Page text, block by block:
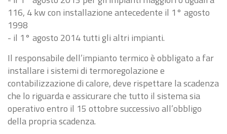
116, 4 kw con installazione antecedente il 1° agosto
1998
- il 1° agosto 2014 tutti gli altri impianti.
Il responsabile dell’impianto termico è obbligato a far
installare i sistemi di termoregolazione e
contabilizzazione di calore, deve rispettare la scadenza
che lo riguarda e assicurare che tutto il sistema sia
operativo entro il 15 ottobre successivo all’obbligo
della propria scadenza.